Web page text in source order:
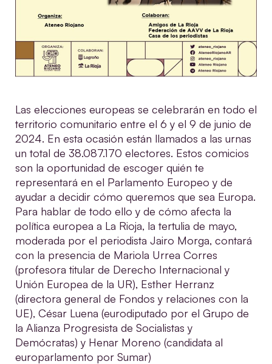
Las elecciones europeas se celebrarán en todo el
territorio comunitario entre el 6 y el 9 de junio de
2024. En esta ocasión están llamados a las urnas
un total de 38.087.170 electores. Estos comicios
son la oportunidad de escoger quién te
representará en el Parlamento Europeo y de
ayudar a decidir cómo queremos que sea Europa.
Para hablar de todo ello y de cómo afecta la
política europea a La Rioja, la tertulia de mayo,
moderada por el periodista Jairo Morga, contará
con la presencia de Mariola Urrea Corres
(profesora titular de Derecho Internacional y
Unión Europea de la UR), Esther Herranz
(directora general de Fondos y relaciones con la
UE), César Luena (eurodiputado por el Grupo de
la Alianza Progresista de Socialistas y
Demócratas) y Henar Moreno (candidata al
europarlamento por Sumar)